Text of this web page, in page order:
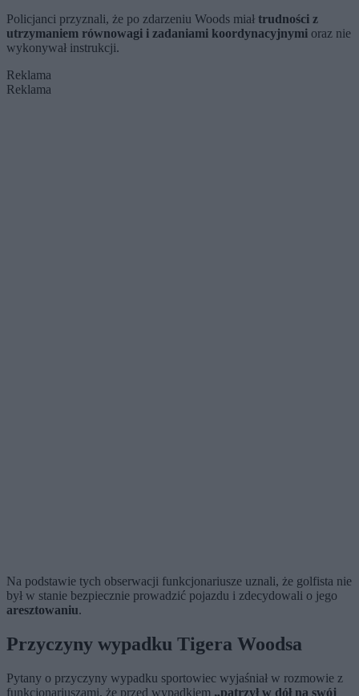
Policjanci przyznali, że po zdarzeniu Woods miał trudności z
utrzymaniem równowagi i zadaniami koordynacyjnymi oraz nie
wykonywał instrukcji.
Reklama
Reklama
Na podstawie tych obserwacji funkcjonariusze uznali, że golfista nie
był w stanie bezpiecznie prowadzić pojazdu i zdecydowali o jego
aresztowaniu.
Przyczyny wypadku Tigera Woodsa
Pytany o przyczyny wypadku sportowiec wyjaśniał w rozmowie z
funkcjonariuszami, że przed wypadkiem „patrzył w dół na swój